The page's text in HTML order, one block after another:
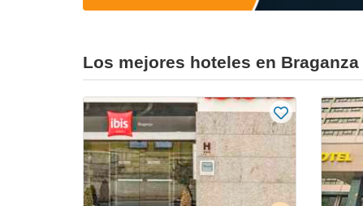
Los mejores hoteles en Braganza